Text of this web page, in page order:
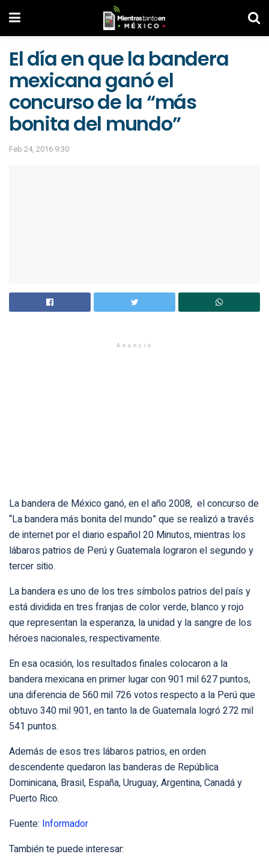
El día en que la bandera
mexicana ganó el
concurso de la “más
bonita del mundo”
Feb 24, 2016 9:30
Anuncio
La bandera de México ganó, en el año 2008, el concurso de
“La bandera más bonita del mundo” que se realizó a través
de internet por el diario español 20 Minutos, mientras los
lábaros patrios de Perú y Guatemala lograron el segundo y
tercer sitio.
La bandera es uno de los tres símbolos patrios del país y
está dividida en tres franjas de color verde, blanco y rojo
que representan la esperanza, la unidad y la sangre de los
héroes nacionales, respectivamente.
En esa ocasión, los resultados finales colocaron a la
bandera mexicana en primer lugar con 901 mil 627 puntos,
una diferencia de 560 mil 726 votos respecto a la Perú que
obtuvo 340 mil 901, en tanto la de Guatemala logró 272 mil
541 puntos.
Además de esos tres lábaros patrios, en orden
descendente quedaron las banderas de República
Dominicana, Brasil, España, Uruguay, Argentina, Canadá y
Puerto Rico.
Fuente: Informador
También te puede interesar: